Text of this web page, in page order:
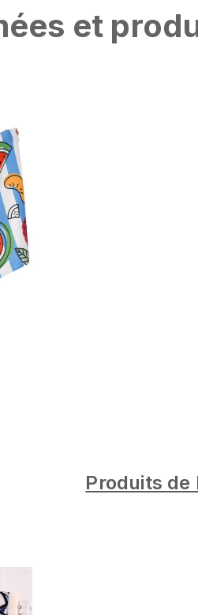
et
Produits de